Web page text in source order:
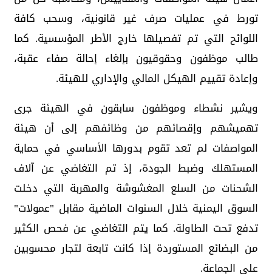
تورط في عمليات صرف غير قانونية، وسحب كافة
اللوائح التي تم تفصيلها خارج الأطر المؤسسية. كما
طالب موظفون وحقوقيون بإلغاء إحالة صفاء عقبة،
وإعادة تقييم الهيكل المالي والإداري للهيئة.
ويشير نشطاء وموظفون سابقون في الهيئة جرى
تهميشهم وإقصائهم من وظائفهم إلى أن هيئة
المواصفات لم تعد تقوم بدورها الأساسي في حماية
المستهلك وضبط الجودة، إذ تم التغاضي عن آلاف
الشحنات من السلع المغشوشة والمهربة التي دخلت
السوق اليمنية خلال السنوات الماضية مقابل "عمولات"
تدفع تحت الطاولة. كما يتم التغاضي عن فحص الكثير
من البضائع المستوردة إذا كانت تابعة لتجار محسوبين
على الجماعة.